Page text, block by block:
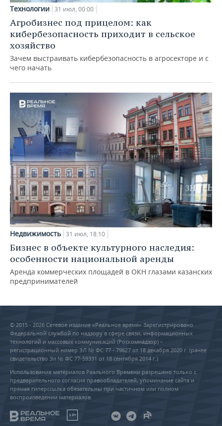
Технологии 31 июл, 00:00
Агробизнес под прицелом: как
кибербезопасность приходит в сельское
хозяйство
Зачем выстраивать кибербезопасность в агросекторе и с
чего начать
Недвижимость 31 июл, 18:10
Бизнес в объекте культурного наследия:
особенности национальной аренды
Аренда коммерческих площадей в ОКН глазами казанских
предпринимателей
© 2015 - 2026 Сетевое издание «Реальное время» Зарегистрировано
Федеральной службой по надзору в сфере связи, информационных
технологий и массовых коммуникаций (Роскомнадзор) –
регистрационный номер ЭЛ № ФС 77 - 79627 от 18 декабря 2020 г. (ранее
свидетельство Эл № ФС 77-59331 от 18 сентября 2014 г.)
Использование материалов Реального Времени разрешено только с
предварительного согласия правообладателей, упоминание сайта и
прямая гиперссылка обязательны при частичном или полном
воспроизведении материалов.
18+